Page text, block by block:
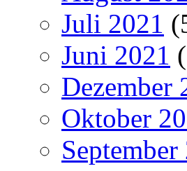
Juli 2021
Juni 2021
Dezember
Oktober
September